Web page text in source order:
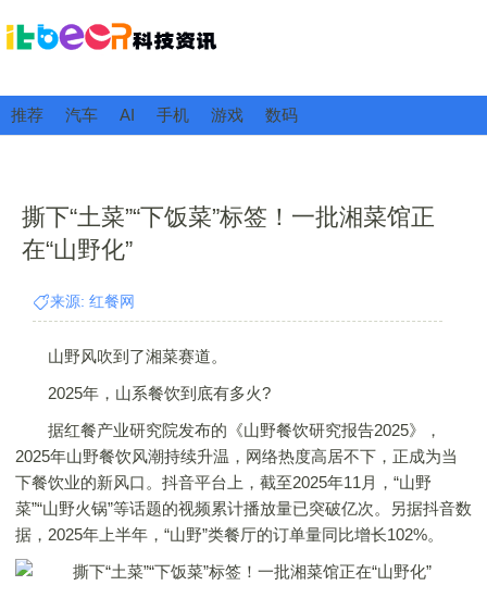
推荐 汽车 AI 手机 游戏 数码
撕下“土菜”“下饭菜”标签！一批湘菜馆正
在“山野化”
来源: 红餐网
山野风吹到了湘菜赛道。
2025年，山系餐饮到底有多火?
据红餐产业研究院发布的《山野餐饮研究报告2025》，
2025年山野餐饮风潮持续升温，网络热度高居不下，正成为当
下餐饮业的新风口。抖音平台上，截至2025年11月，“山野
菜”“山野火锅”等话题的视频累计播放量已突破亿次。另据抖音数
据，2025年上半年，“山野”类餐厅的订单量同比增长102%。